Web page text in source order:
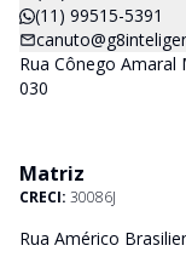
(11) 99515-5391
Rua Cônego Amaral
030
Matriz
CRECI: 30086J
Rua Américo